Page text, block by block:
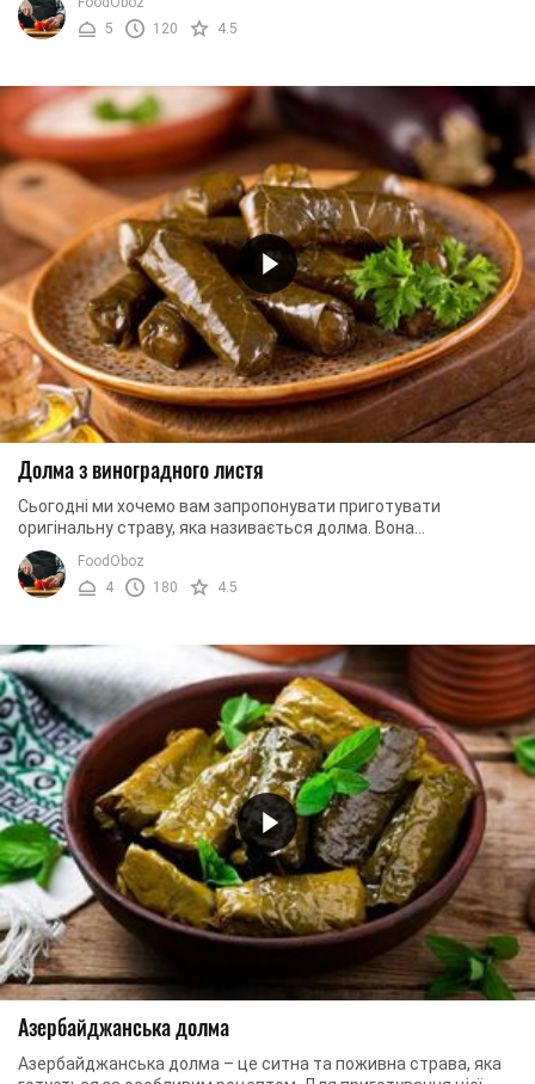
5
120 4.5
Долма з виноградного листя
Сьогодні ми хочемо вам запропонувати приготувати
оригінальну страву, яка називається долма. Вона
складається з двох частин: 1) овочева або листкова ...
FoodOboz
4
180 4.5
Азербайджанська долма
Азербайджанська долма – це ситна та поживна страва, яка